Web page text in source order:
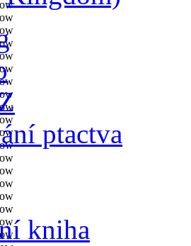
ptactva
kniha